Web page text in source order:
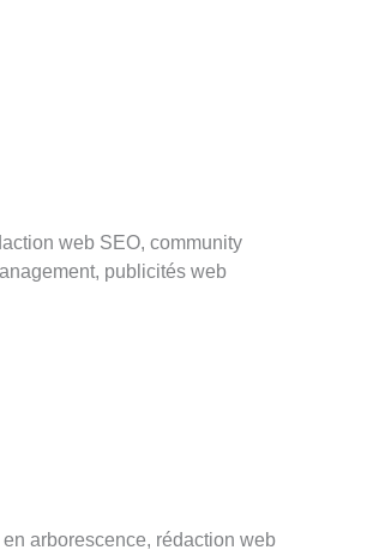
web SEO, community
publicités web
arborescence, rédaction web